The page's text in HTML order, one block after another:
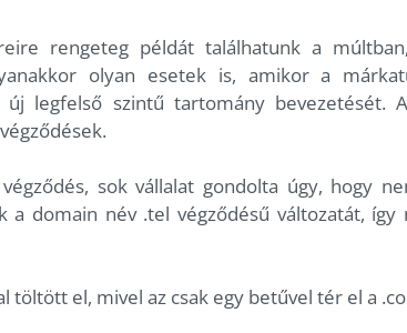
rengeteg példát találhatunk a
olyan esetek is, amikor a
új legfelső szintű tartomány bevezetését.
sok vállalat gondolta úgy, hogy
a domain név .tel végződésű változatát,
töltött el, mivel az csak egy betűvel tér el a